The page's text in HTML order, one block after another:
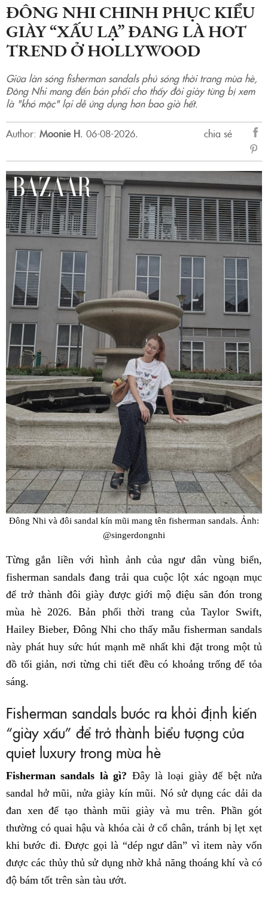
ĐÔNG NHI CHINH PHỤC KIỂU
GIÀY “XẤU LẠ” ĐANG LÀ HOT
TREND Ở HOLLYWOOD
Giữa làn sóng fisherman sandals phủ sóng thời trang mùa hè,
Đông Nhi mang đến bản phối cho thấy đôi giày từng bị xem
là "khó mặc" lại dễ ứng dụng hơn bao giờ hết.
Author: Moonie H. 06-08-2026.
chia sẻ
sẻ
Đông Nhi và đôi sandal kín mũi mang tên fisherman sandals. Ảnh:
@singerdongnhi
Từng gắn liền với hình ảnh của ngư dân vùng biển,
fisherman sandals đang trải qua cuộc lột xác ngoạn mục
để trở thành đôi giày được giới mộ điệu săn đón trong
mùa hè 2026. Bản phối thời trang của Taylor Swift,
Hailey Bieber, Đông Nhi cho thấy mẫu fisherman sandals
này phát huy sức hút mạnh mẽ nhất khi đặt trong một tủ
đồ tối giản, nơi từng chi tiết đều có khoảng trống để tỏa
sáng.
Fisherman sandals bước ra khỏi định kiến
“giày xấu” để trở thành biểu tượng của
quiet luxury trong mùa hè
Fisherman sandals là gì? Đây là loại giày đế bệt nửa
sandal hở mũi, nửa giày kín mũi. Nó sử dụng các dải da
đan xen để tạo thành mũi giày và mu trên. Phần gót
thường có quai hậu và khóa cài ở cổ chân, tránh bị lẹt xẹt
khi bước đi. Được gọi là “dép ngư dân” vì item này vốn
được các thủy thủ sử dụng nhờ khả năng thoáng khí và có
độ bám tốt trên sàn tàu ướt.